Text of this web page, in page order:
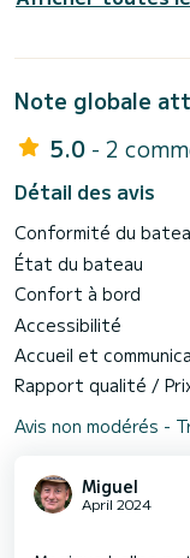
Note globale
5.0 - 2
Détail des avis
Conformité du
État du bateau
Confort à bord
Accessibilité
Accueil et
Rapport qualité /
Avis non modérés -
Miguel
April 2024